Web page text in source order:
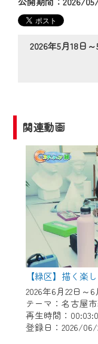
2026年5月18日
関連動画
【緑区】描く楽
2026年6月22日～
テーマ：名古屋
再生時間：
登録日：2026/06/
◆デザイン変
の動画コンテ
◆当社アプリ
でも・どこで
2024年9月24
ビス向上のた
『CCNet
一部コンテン
CCNetサー
ページ※』へ
す。
何卒、ご理
いたします。
※マイページ
要となります
※MyIDとは、
各種サービス